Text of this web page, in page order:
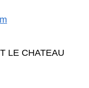
LE CHATEAU